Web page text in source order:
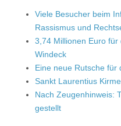
Viele Besucher beim
Rassismus und
3,74 Millionen Euro für
Windeck
Eine neue Rutsche für
Sankt Laurentius
Nach Zeugenhinweis:
gestellt